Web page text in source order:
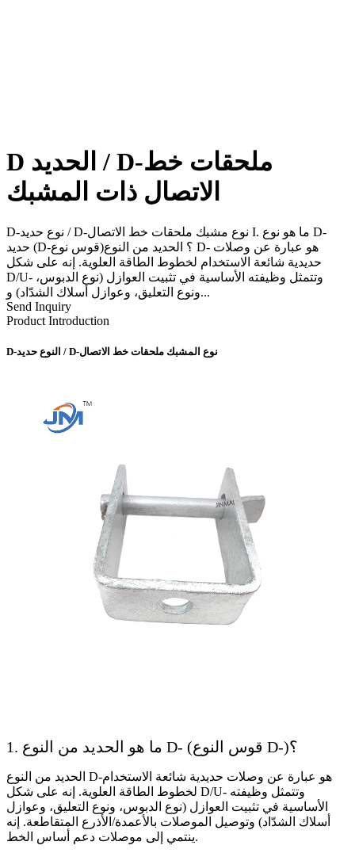
D الحديد / D-ملحقات خط
الاتصال ذات المشبك
D-نوع حديد / D-نوع مشبك ملحقات خط الاتصال I. ما هو نوع D-
حديد (D-قوس نوع)؟ الحديد من النوع D- هو عبارة عن وصلات
حديدية شائعة الاستخدام لخطوط الطاقة العلوية. إنه على شكل
D/U- وتتمثل وظيفته الأساسية في تثبيت العوازل (نوع الدبوس،
ونوع التعليق، وعوازل أسلاك الشدّاد) و...
Send Inquiry
Product Introduction
D-النوع حديد / D-نوع المشبك ملحقات خط الاتصال
1. ما هو الحديد من النوع D- (قوس النوع D-)؟
الحديد من النوع D-هو عبارة عن وصلات حديدية شائعة الاستخدام
لخطوط الطاقة العلوية. إنه على شكل D/U- وتتمثل وظيفته
الأساسية في تثبيت العوازل (نوع الدبوس، ونوع التعليق، وعوازل
أسلاك الشدّاد) وتوصيل الموصلات بالأعمدة/الأذرع المتقاطعة. إنه
ينتمي إلى موصلات دعم أساس الخط.